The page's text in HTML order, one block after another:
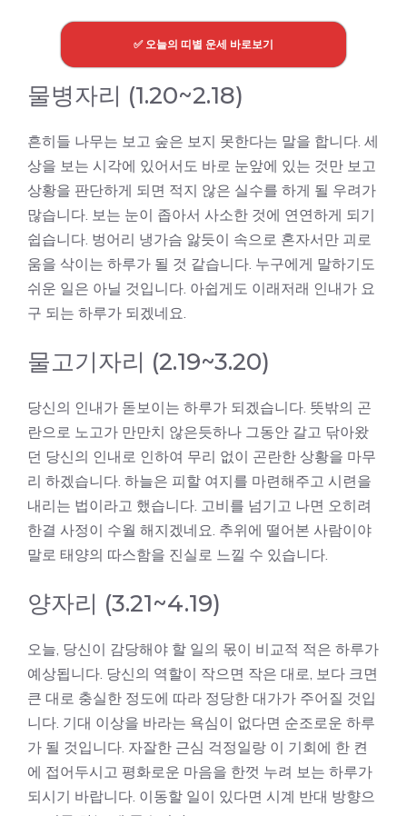
✅ 오늘의 띠별 운세 바로보기
물병자리 (1.20~2.18)
흔히들 나무는 보고 숲은 보지 못한다는 말을 합니다. 세
상을 보는 시각에 있어서도 바로 눈앞에 있는 것만 보고
상황을 판단하게 되면 적지 않은 실수를 하게 될 우려가
많습니다. 보는 눈이 좁아서 사소한 것에 연연하게 되기
쉽습니다. 벙어리 냉가슴 앓듯이 속으로 혼자서만 괴로
움을 삭이는 하루가 될 것 같습니다. 누구에게 말하기도
쉬운 일은 아닐 것입니다. 아쉽게도 이래저래 인내가 요
구 되는 하루가 되겠네요.
물고기자리 (2.19~3.20)
당신의 인내가 돋보이는 하루가 되겠습니다. 뜻밖의 곤
란으로 노고가 만만치 않은듯하나 그동안 갈고 닦아왔
던 당신의 인내로 인하여 무리 없이 곤란한 상황을 마무
리 하겠습니다. 하늘은 피할 여지를 마련해주고 시련을
내리는 법이라고 했습니다. 고비를 넘기고 나면 오히려
한결 사정이 수월 해지겠네요. 추위에 떨어본 사람이야
말로 태양의 따스함을 진실로 느낄 수 있습니다.
양자리 (3.21~4.19)
오늘, 당신이 감당해야 할 일의 몫이 비교적 적은 하루가
예상됩니다. 당신의 역할이 작으면 작은 대로, 보다 크면
큰 대로 충실한 정도에 따라 정당한 대가가 주어질 것입
니다. 기대 이상을 바라는 욕심이 없다면 순조로운 하루
가 될 것입니다. 자잘한 근심 걱정일랑 이 기회에 한 켠
에 접어두시고 평화로운 마음을 한껏 누려 보는 하루가
되시기 바랍니다. 이동할 일이 있다면 시계 반대 방향으